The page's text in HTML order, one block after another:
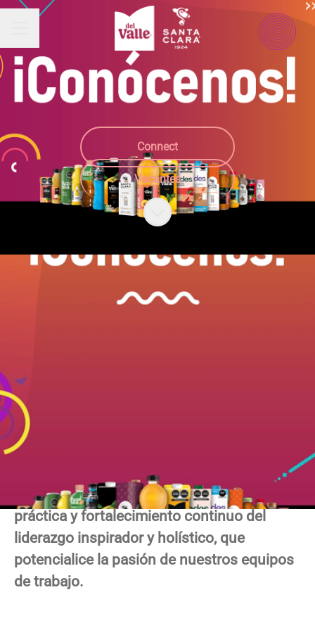
Connect
Vacantes
Más contenido
Jugos Del Valle - Santa
Valoramos el talento de nuestras
colaboradoras y colaboradores como pieza
clave de nuestro modelo de negocio,
inspiramos y desarrollamos personas
excepcionales para nuestra comunidad, la
Promovemos como necesidad básica la
práctica y fortalecimiento continuo del
liderazgo inspirador y holístico, que
potencialice la pasión de nuestros equipos
de trabajo.